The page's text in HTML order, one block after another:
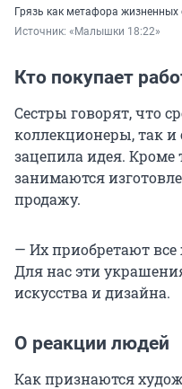
Грязь как метафора жизненных
Источник: «Малышки 18:22»
Кто покупает
Сестры говорят, что
коллекционеры, так
зацепила идея.
занимаются
продажу.
— Их приобретают
Для нас эти
искусства и дизайна.
О реакции людей
Как признаются